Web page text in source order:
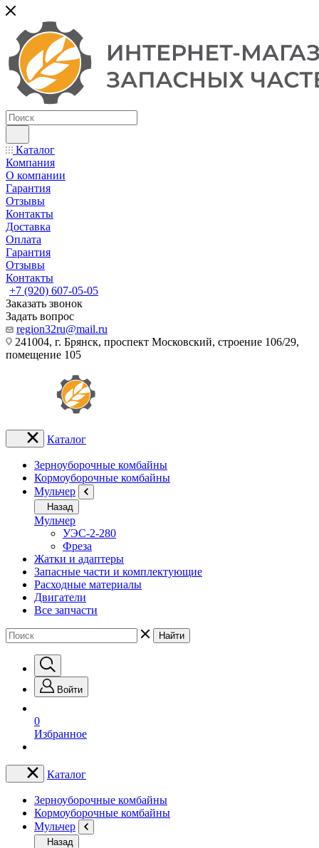
Каталог
Компания
О компании
Гарантия
Отзывы
Контакты
Доставка
Оплата
Гарантия
Отзывы
Контакты
+7 (920) 607-05-05
Заказать звонок
Задать вопрос
region32ru@mail.ru
241004, г. Брянск, проспект Московский, строение 106/29,
помещение 105
Каталог
Зерноуборочные комбайны
Кормоуборочные комбайны
Мульчер
Назад
Мульчер
УЭС-2-280
Фреза
Жатки и адаптеры
Запасные части и комплектующие
Расходные материалы
Двигатели
Все запчасти
Найти
Войти
0
Избранное
Каталог
Зерноуборочные комбайны
Кормоуборочные комбайны
Мульчер
Назад